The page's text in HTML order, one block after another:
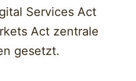
Services Act
Act zentrale
gesetzt.